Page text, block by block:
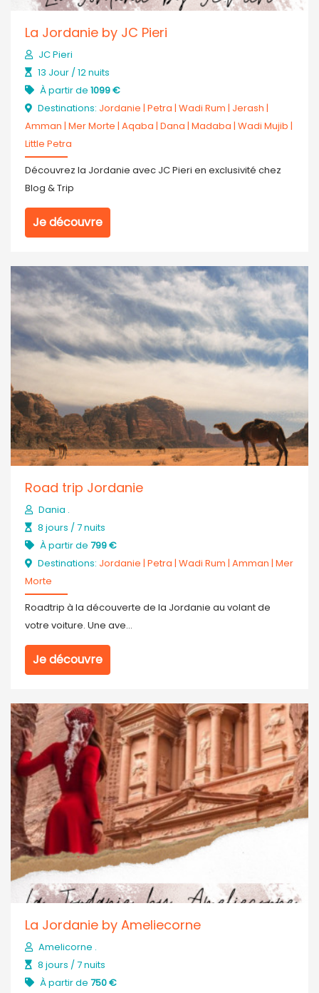
La Jordanie by JC Pieri
JC Pieri
13 Jour / 12 nuits
À partir de 1099 €
Destinations: Jordanie | Petra | Wadi Rum | Jerash |
Amman | Mer Morte | Aqaba | Dana | Madaba | Wadi Mujib |
Little Petra
Découvrez la Jordanie avec JC Pieri en exclusivité chez
Blog & Trip
Je découvre
Road trip Jordanie
Dania .
8 jours / 7 nuits
À partir de 799 €
Destinations: Jordanie | Petra | Wadi Rum | Amman | Mer
Morte
Roadtrip à la découverte de la Jordanie au volant de
votre voiture. Une ave...
Je découvre
La Jordanie by Ameliecorne
Amelicorne .
8 jours / 7 nuits
À partir de 750 €